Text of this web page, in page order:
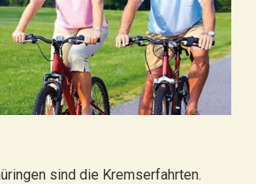
sind die Kremserfahrten.